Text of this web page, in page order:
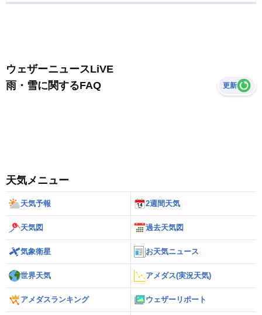
ウェザーニュースLiVE
雨・雪に関するFAQ
更新
天気メニュー
天気予報 2週間天気
天気図 過去天気図
気象衛星 お天気ニュース
世界天気 アメダス(実況天気)
アメダスランキング ウェザーリポート